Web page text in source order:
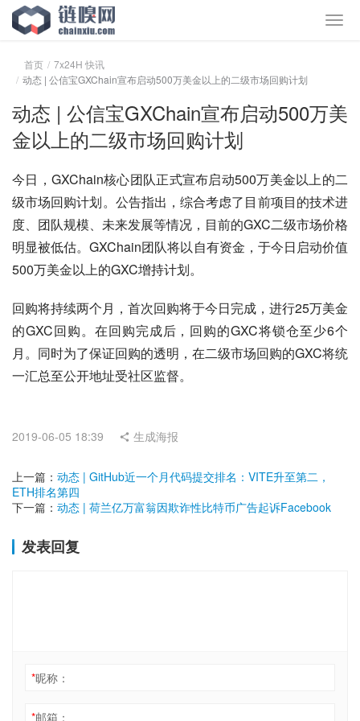
首页
7x24H 快讯
动态 | 公信宝GXChain宣布启动500万美金以上的二级市场回购计划
动态 | 公信宝GXChain宣布启动500万美
金以上的二级市场回购计划
今日，GXChain核心团队正式宣布启动500万美金以上的二
级市场回购计划。公告指出，综合考虑了目前项目的技术进
度、团队规模、未来发展等情况，目前的GXC二级市场价格
明显被低估。GXChain团队将以自有资金，于今日启动价值
500万美金以上的GXC增持计划。
回购将持续两个月，首次回购将于今日完成，进行25万美金
的GXC回购。在回购完成后，回购的GXC将锁仓至少6个
月。同时为了保证回购的透明，在二级市场回购的GXC将统
一汇总至公开地址受社区监督。
2019-06-05 18:39 生成海报
上一篇： 动态 | GitHub近一个月代码提交排名：VITE升至第二，
ETH排名第四
下一篇： 动态 | 荷兰亿万富翁因欺诈性比特币广告起诉Facebook
发表回复
*昵称：
*邮箱：